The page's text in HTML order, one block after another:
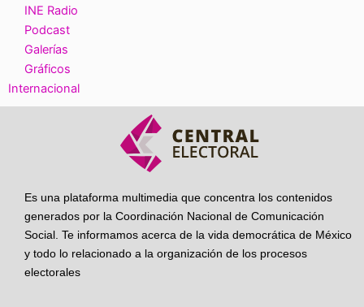
INE Radio
Podcast
Galerías
Gráficos
Internacional
Es una plataforma multimedia que concentra los contenidos
generados por la Coordinación Nacional de Comunicación
Social. Te informamos acerca de la vida democrática de México
y todo lo relacionado a la organización de los procesos
electorales